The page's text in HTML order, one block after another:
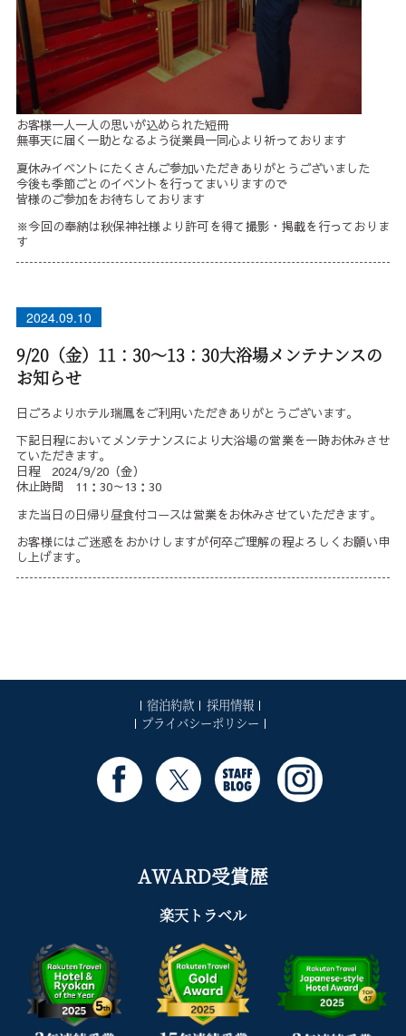
お客様一人一人の思いが込められた短冊
無事天に届く一助となるよう従業員一同心より祈っております
夏休みイベントにたくさんご参加いただきありがとうございました
今後も季節ごとのイベントを行ってまいりますので
皆様のご参加をお待ちしております
※今回の奉納は秋保神社様より許可を得て撮影・掲載を行っておりま
す
2024.09.10
9/20（金）11：30～13：30大浴場メンテナンスの
お知らせ
日ごろよりホテル瑞鳳をご利用いただきありがとうございます。
下記日程においてメンテナンスにより大浴場の営業を一時お休みさせ
ていただきます。
日程 2024/9/20（金）
休止時間 11：30～13：30
また当日の日帰り昼食付コースは営業をお休みさせていただきます。
お客様にはご迷惑をおかけしますが何卒ご理解の程よろしくお願い申
し上げます。
宿泊約款
採用情報
プライバシーポリシー
AWARD受賞歴
楽天トラベル